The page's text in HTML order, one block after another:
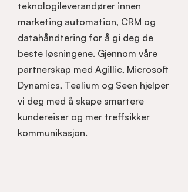
teknologileverandører innen
marketing automation, CRM og
datahåndtering for å gi deg de
beste løsningene. Gjennom våre
partnerskap med Agillic, Microsoft
Dynamics, Tealium og Seen hjelper
vi deg med å skape smartere
kundereiser og mer treffsikker
kommunikasjon.